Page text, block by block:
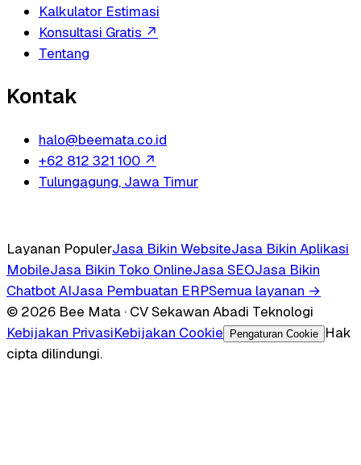
Kalkulator Estimasi
Konsultasi Gratis ↗
Tentang
Kontak
halo@beemata.co.id
+62 812 321 100 ↗
Tulungagung, Jawa Timur
Layanan PopulerJasa Bikin WebsiteJasa Bikin Aplikasi
MobileJasa Bikin Toko OnlineJasa SEOJasa Bikin
Chatbot AIJasa Pembuatan ERPSemua layanan →
© 2026 Bee Mata · CV Sekawan Abadi Teknologi
Kebijakan PrivasiKebijakan Cookie Pengaturan Cookie
Hak
cipta dilindungi.